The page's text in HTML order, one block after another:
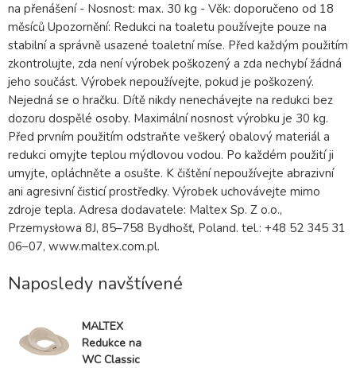
na přenášení - Nosnost: max. 30 kg - Věk: doporučeno od 18
měsíců Upozornění: Redukci na toaletu používejte pouze na
stabilní a správně usazené toaletní míse. Před každým použitím
zkontrolujte, zda není výrobek poškozený a zda nechybí žádná
jeho součást. Výrobek nepoužívejte, pokud je poškozený.
Nejedná se o hračku. Dítě nikdy nenechávejte na redukci bez
dozoru dospělé osoby. Maximální nosnost výrobku je 30 kg.
Před prvním použitím odstraňte veškerý obalový materiál a
redukci omyjte teplou mýdlovou vodou. Po každém použití ji
umyjte, opláchněte a osušte. K čištění nepoužívejte abrazivní
ani agresivní čisticí prostředky. Výrobek uchovávejte mimo
zdroje tepla. Adresa dodavatele: Maltex Sp. Z o.o.,
Przemysłowa 8J, 85–758 Bydhošť, Poland. tel.: +48 52 345 31
06–07, www.maltex.com.pl.
Naposledy navštívené
MALTEX
Redukce na
WC Classic